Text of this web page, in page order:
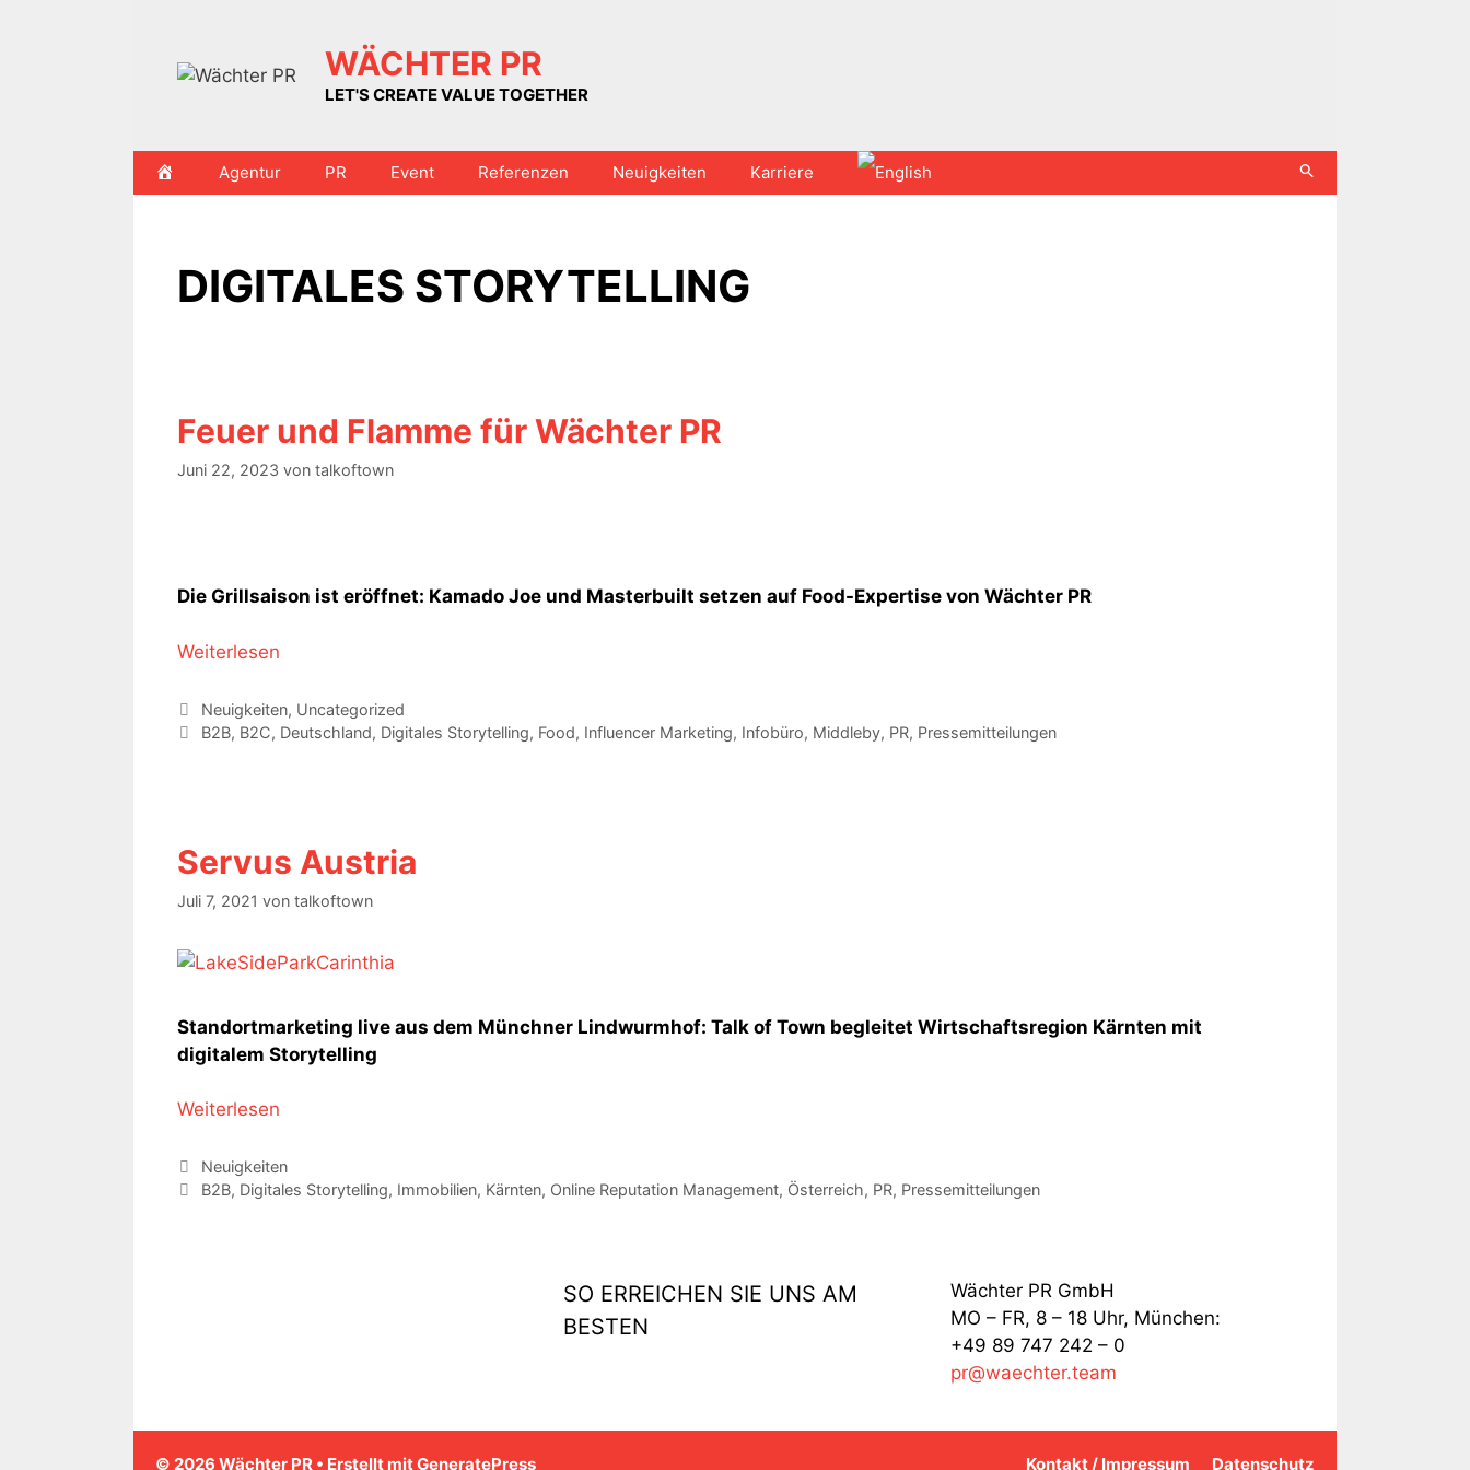
WÄCHTER PR
LET'S CREATE VALUE TOGETHER
HOMEAgentur PR Event Referenzen Neuigkeiten Karriere
DIGITALES STORYTELLING
Feuer und Flamme für Wächter PR
Juni 22, 2023 von talkoftown
Die Grillsaison ist eröffnet: Kamado Joe und Masterbuilt setzen auf Food-Expertise von Wächter PR
Weiterlesen
Kategorien
Neuigkeiten, Uncategorized
Schlagwörter
B2B, B2C, Deutschland, Digitales Storytelling, Food, Influencer Marketing, Infobüro, Middleby, PR, Pressemitteilungen
Servus Austria
Juli 7, 2021 von talkoftown
Standortmarketing live aus dem Münchner Lindwurmhof: Talk of Town begleitet Wirtschaftsregion Kärnten mit
digitalem Storytelling
Weiterlesen
Kategorien
Neuigkeiten
Schlagwörter
B2B, Digitales Storytelling, Immobilien, Kärnten, Online Reputation Management, Österreich, PR, Pressemitteilungen
SO ERREICHEN SIE UNS AM
BESTEN
Wächter PR GmbH
MO – FR, 8 – 18 Uhr, München:
+49 89 747 242 – 0
pr@waechter.team
Kontakt / Impressum Datenschutz
© 2026 Wächter PR • Erstellt mitGeneratePress